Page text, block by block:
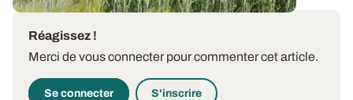
Réagissez !
Merci de vous connecter pour commenter cet article.
Se connecter S'inscrire